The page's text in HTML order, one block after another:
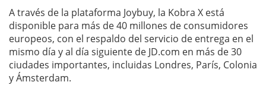
A través de la plataforma Joybuy, la Kobra X está
disponible para más de 40 millones de consumidores
europeos, con el respaldo del servicio de entrega en el
mismo día y al día siguiente de JD.com en más de 30
ciudades importantes, incluidas Londres, París, Colonia
y Ámsterdam.